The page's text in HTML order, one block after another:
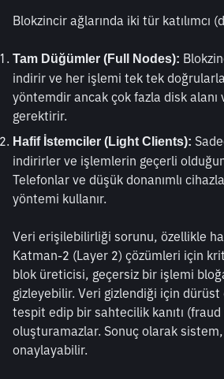
Blokzincir ağlarında iki tür katılımcı
Tam Düğümler (Full Nodes):
indirir ve her işlemi tek tek
yöntemdir ancak çok fazla disk alanı
gerektirir.
Hafif İstemciler (Light Clients):
indirirler ve işlemlerin geçerli
Telefonlar ve düşük donanımlı
yöntemi kullanır.
Veri erişilebilirliği sorunu, özellikle
Katman-2 (Layer 2) çözümleri için
blok üreticisi, geçersiz bir işlemi
gizleyebilir. Veri gizlendiği için dürüst
tespit edip bir sahtecilik kanıtı (fraud
oluşturamazlar. Sonuç olarak
onaylayabilir.